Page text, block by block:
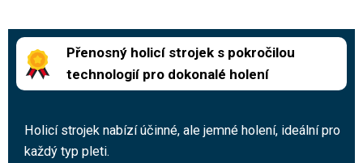
Přenosný holicí strojek s pokročilou
technologií pro dokonalé holení
Holicí strojek nabízí účinné, ale jemné holení, ideální pro
každý typ pleti.